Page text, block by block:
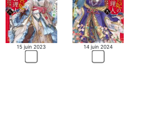
15 juin 2023 14 juin 2024